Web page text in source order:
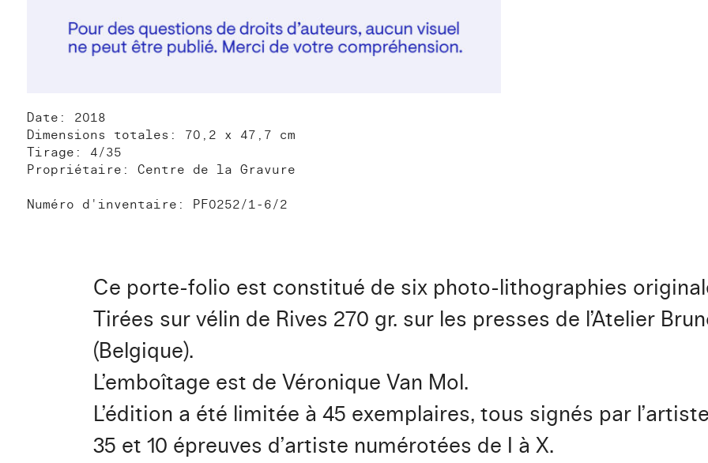
Date: 2018
Dimensions totales: 70,2 x 47,7 cm
Tirage: 4/35
Propriétaire: Centre de la Gravure
Numéro d'inventaire: PF0252/1-6/2
Ce porte-folio est constitué de six photo-lithographies
Tirées sur vélin de Rives 270 gr. sur les presses de l’Atelier
(Belgique).
L’emboîtage est de Véronique Van Mol.
L’édition a été limitée à 45 exemplaires, tous signés par
35 et 10 épreuves d’artiste numérotées de I à X.